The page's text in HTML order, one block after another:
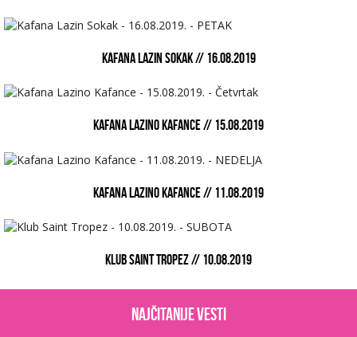
KAFANA LAZIN SOKAK // 16.08.2019
KAFANA LAZINO KAFANCE // 15.08.2019
KAFANA LAZINO KAFANCE // 11.08.2019
KLUB SAINT TROPEZ // 10.08.2019
najčitanije vesti